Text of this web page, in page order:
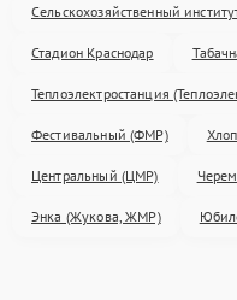
Сельскохозяйственный
Стадион Краснодар
Теплоэлектростанция
Фестивальный (ФМР)
Центральный (ЦМР)
Энка (Жукова, ЖМР)